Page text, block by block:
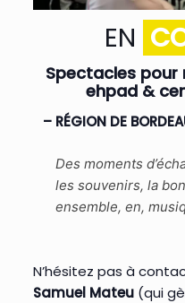
EN
Spectacles
ehpad &
– RÉGION DE
Des moments
les souvenirs, la
ensemble, en,
N’hésitez pas à
Samuel Mateu(qui